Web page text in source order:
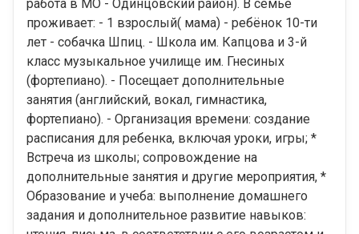
работа в МО - Одинцовский район). В семье
проживает: - 1 взрослый( мама) - ⁠ребёнок 10-ти
лет - ⁠собачка Шпиц. - Школа им. Капцова и 3-й
класс музыкальное училище им. Гнесиных
(фортепиано). - Посещает дополнительные
занятия (английский, вокал, гимнастика,
фортепиано). - Организация времени: создание
расписания для ребенка, включая уроки, игры; *
Встреча из школы; сопровождение на
дополнительные занятия и другие мероприятия, *
Образование и учеба: выполнение домашнего
задания и дополнительное развитие навыков: